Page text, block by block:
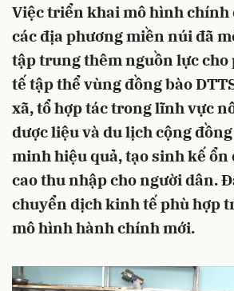
Việc triển khai mô hình chính
các địa phương miền núi đã
tập trung thêm nguồn lực
tế tập thể vùng đồng bào
xã, tổ hợp tác trong lĩnh vực
dược liệu và du lịch cộng
minh hiệu quả, tạo sinh kế
cao thu nhập cho người dân.
chuyển dịch kinh tế phù hợp
mô hình hành chính mới.